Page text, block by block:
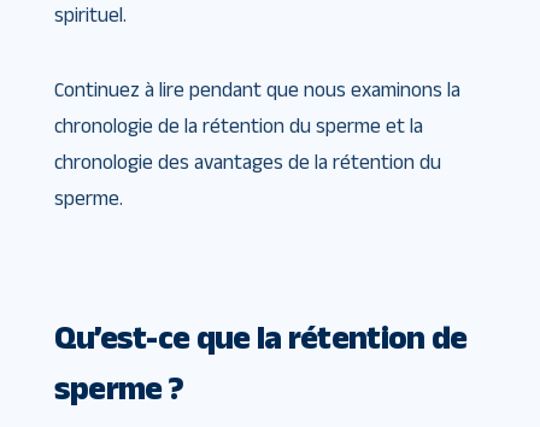
spirituel.
Continuez à lire pendant que nous examinons la
chronologie de la rétention du sperme et la
chronologie des avantages de la rétention du
sperme.
Qu’est-ce que la rétention de
sperme ?